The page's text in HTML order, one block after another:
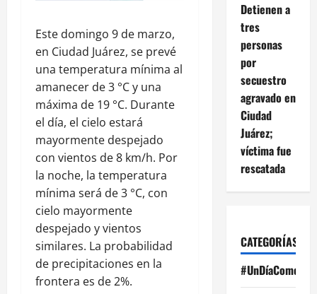
Este domingo 9 de marzo,
en Ciudad Juárez, se prevé
una temperatura mínima al
amanecer de 3 °C y una
máxima de 19 °C. Durante
el día, el cielo estará
mayormente despejado
con vientos de 8 km/h. Por
la noche, la temperatura
mínima será de 3 °C, con
cielo mayormente
despejado y vientos
similares. La probabilidad
de precipitaciones en la
frontera es de 2%.
Detienen a
tres
personas
por
secuestro
agravado en
Ciudad
Juárez;
víctima fue
rescatada
CATEGORÍAS
#UnDíaComoHoy